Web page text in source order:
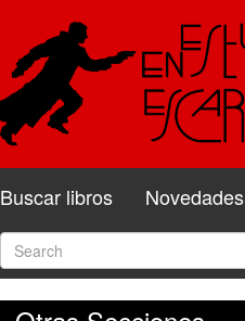
Buscar libros Novedades